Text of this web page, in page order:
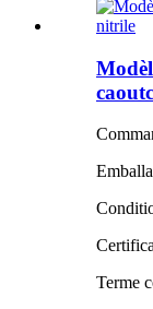
Terme